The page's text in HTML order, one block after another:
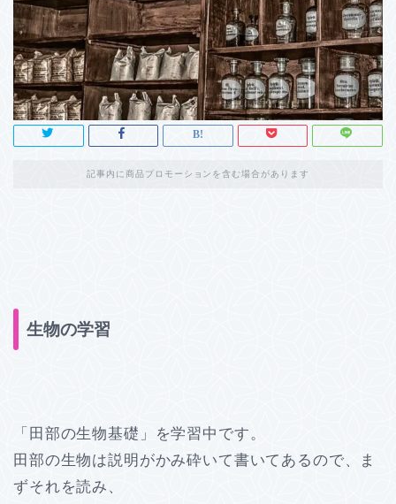
記事内に商品プロモーションを含む場合があります
生物の学習
「田部の生物基礎」を学習中です。
田部の生物は説明がかみ砕いて書いてあるので、ま
ずそれを読み、